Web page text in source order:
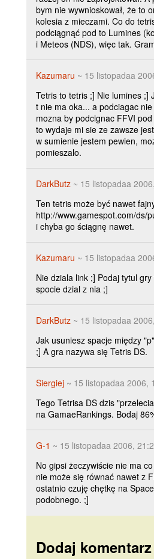
bym nie wywnioskował, że to
kolesia z mieczami. Co do
podciągnąć pod to Lumines
i Meteos (NDS), więc tak.
Kazumaru ~ 15 listopadaa
Tetris to tetris ;] Nie lumines ;]
t nie ma oka... a podciagac
mozna by podcignac FFVI
to wydaje mi sie ze zawsze
w sumienie jestem pewien,
pomieszalo.
DarkButz ~ 15 listopadaa
Ten tetris może być nawet
http://www.gamespot.com/ds/
i chyba go ściągnę nawet.
Kazumaru ~ 15 listopadaa
Nie dziala link ;] Podaj tytul
spocie dzial z nia ;]
DarkButz ~ 15 listopadaa
Jak usuniesz spacje między
;] A gra nazywa się Tetris DS.
Siergiej ~ 15 listopadaa 2006,
Tego Tetrisa DS dzis
na GamaeRankings. Bodaj
G-1 ~ 15 listopadaa 2006,
No gipsi żeczywiście nie ma
nie może się równać nawet z
ostatnio czuję chętkę na
podobnego. ;]
Dodaj komentarz